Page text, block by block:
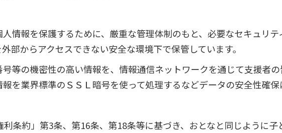
情報を保護するために、厳重な管理体制のもと、必要なセキュリテ
部からアクセスできない安全な環境下で保管しています。
等の機密性の高い情報を、情報通信ネットワークを通じて支援者
を業界標準のＳＳＬ暗号を使って処理するなどデータの安全性確保
条約」第3条、第16条、第18条等に基づき、おとなと同じように子